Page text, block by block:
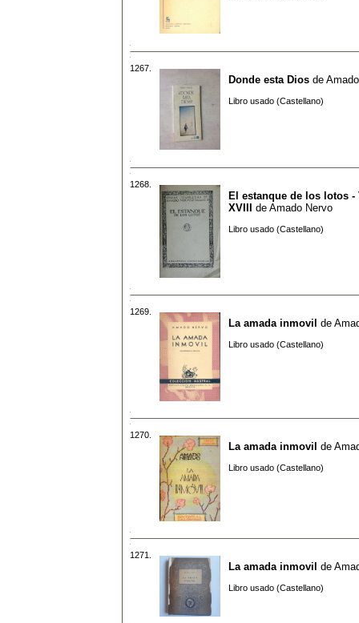
1267.
Donde esta Dios de
Libro usado (Castellano)
1268.
El estanque de los lotos -
XVIII
de Amado Nervo
Libro usado (Castellano)
1269.
La amada inmovil de
Libro usado (Castellano)
1270.
La amada inmovil de
Libro usado (Castellano)
1271.
La amada inmovil de
Libro usado (Castellano)